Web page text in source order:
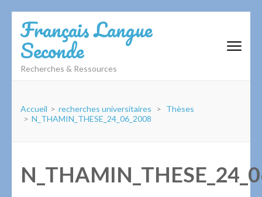
au
contenu
(Pressez
Entrée)
Français Langue
Seconde
Recherches & Ressources
Accueil > recherches universitaires > Thèses
> N_THAMIN_THESE_24_06_2008